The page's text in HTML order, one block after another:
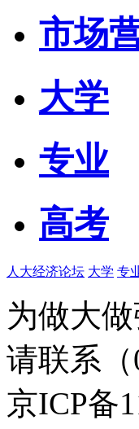
市场
大学
专业
高考
人大经济论坛 大学 专
为做大
请联系（
京ICP备